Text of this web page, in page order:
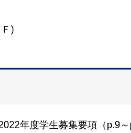
)
年度学生募集要項（p.9